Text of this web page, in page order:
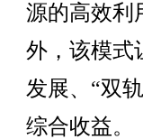
源的高效利
外，该模式
发展、“双
综合收益。